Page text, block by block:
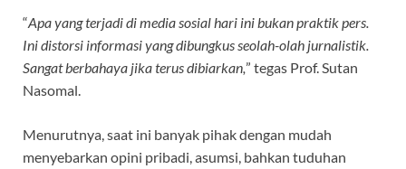
“Apa yang terjadi di media sosial hari ini bukan praktik pers.
Ini distorsi informasi yang dibungkus seolah-olah jurnalistik.
Sangat berbahaya jika terus dibiarkan,” tegas Prof. Sutan
Nasomal.
Menurutnya, saat ini banyak pihak dengan mudah
menyebarkan opini pribadi, asumsi, bahkan tuduhan